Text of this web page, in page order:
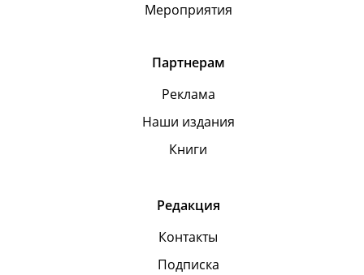
Мероприятия
Партнерам
Реклама
Наши издания
Книги
Редакция
Контакты
Подписка